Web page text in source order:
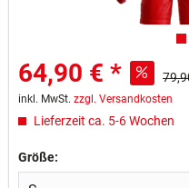
64,90 € *
inkl. MwSt. zzgl. Versandkosten
Lieferzeit ca. 5-6 Wochen
Größe: